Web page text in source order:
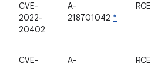
CVE-
2022-
20402
A-
218701042 *
RCE
CVE-
A-
RCE